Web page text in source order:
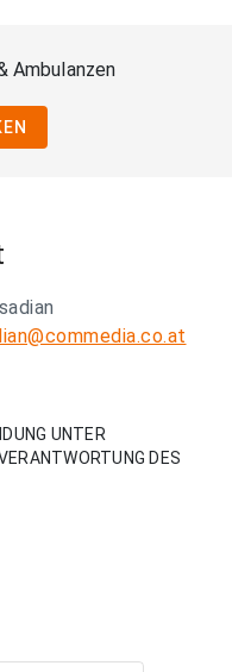
Ambulanzen
UNTER
DES